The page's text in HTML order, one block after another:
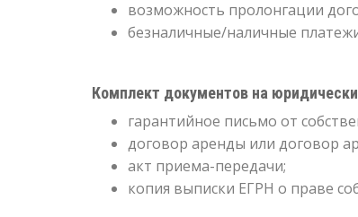
возможность пролонгации
безналичные/наличные
Комплект документов на
гарантийное письмо от
договор аренды или договор
акт приема-передачи;
копия выписки ЕГРН о праве